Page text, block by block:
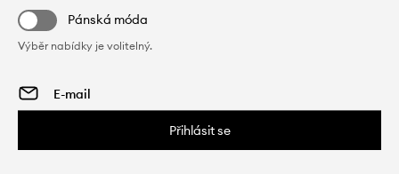
Pánská móda
Výběr nabídky je volitelný.
Přihlásit se